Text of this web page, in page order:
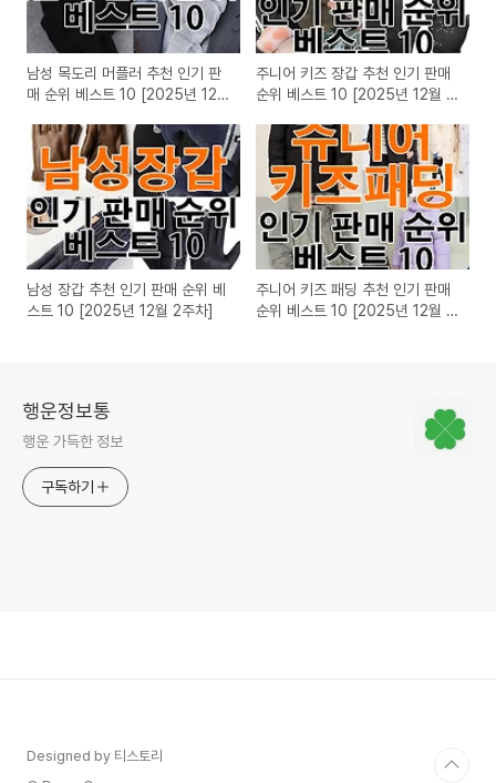
남성 목도리 머플러 추천 인기 판
매 순위 베스트 10 [2025년 12
주니어 키즈 장갑 추천 인기 판매
순위 베스트 10 [2025년 12월 2
남성 장갑 추천 인기 판매 순위 베
스트 10 [2025년 12월 2주차]
주니어 키즈 패딩 추천 인기 판매
순위 베스트 10 [2025년 12월 2
행운정보통
행운 가득한 정보
구독하기
Designed by 티스토리